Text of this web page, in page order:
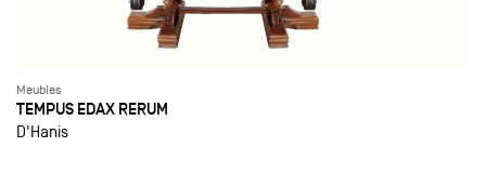
Meubles
TEMPUS EDAX RERUM
D'Hanis